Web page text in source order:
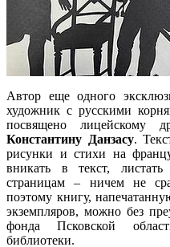
Автор еще одного
художник с русскими
посвящено лицейскому
Константину Данзасу.
рисунки и стихи на
вникать в текст,
страницам – ничем не
поэтому книгу,
экземпляров, можно без
фонда Псковской
библиотеки.